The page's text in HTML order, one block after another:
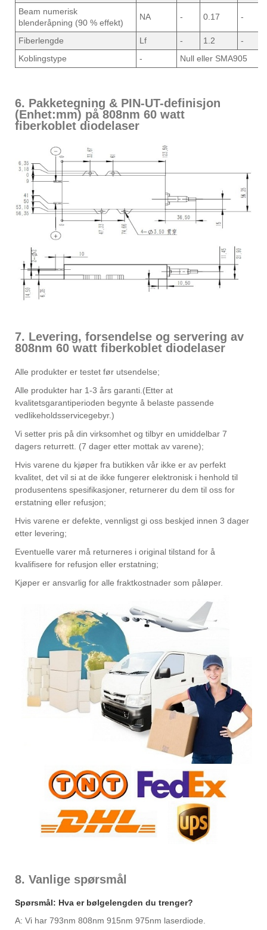
Beam numerisk
blenderåpning (90 % effekt)
NA - 0.17 -
Fiberlengde Lf - 1.2
-
Koblingstype
- Null eller SMA905
6. Pakketegning & PIN-UT-definisjon
(Enhet:mm) på 808nm 60 watt
fiberkoblet diodelaser
7. Levering, forsendelse og servering av
808nm 60 watt fiberkoblet diodelaser
Alle produkter er testet før utsendelse;
Alle produkter har 1-3 års garanti.(Etter at
kvalitetsgarantiperioden begynte å belaste passende
vedlikeholdsservicegebyr.)
Vi setter pris på din virksomhet og tilbyr en umiddelbar 7
dagers returrett. (7 dager etter mottak av varene);
Hvis varene du kjøper fra butikken vår ikke er av perfekt
kvalitet, det vil si at de ikke fungerer elektronisk i henhold til
produsentens spesifikasjoner, returnerer du dem til oss for
erstatning eller refusjon;
Hvis varene er defekte, vennligst gi oss beskjed innen 3 dager
etter levering;
Eventuelle varer må returneres i original tilstand for å
kvalifisere for refusjon eller erstatning;
Kjøper er ansvarlig for alle fraktkostnader som påløper.
8. Vanlige spørsmål
Spørsmål: Hva er bølgelengden du trenger?
A: Vi har 793nm 808nm 915nm 975nm laserdiode.